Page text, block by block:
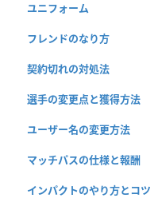
ユニフォーム
フレンドのなり方
契約切れの対処法
選手の変更点と獲得方法
ユーザー名の変更方法
マッチパスの仕様と報酬
インパクトのやり方とコツ